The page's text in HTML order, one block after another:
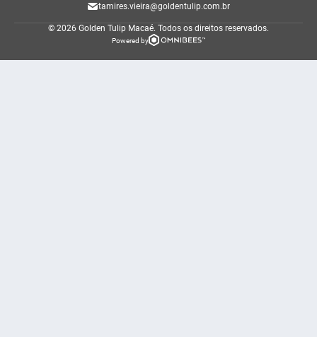
tamires.vieira@goldentulip.com.br
© 2026 Golden Tulip Macaé. Todos os direitos reservados.
Powered by